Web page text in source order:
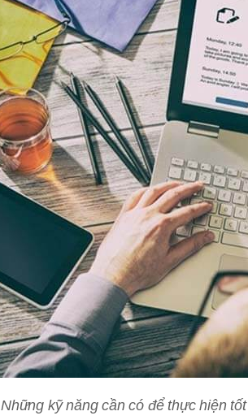
Những kỹ năng cần có để thực hiện